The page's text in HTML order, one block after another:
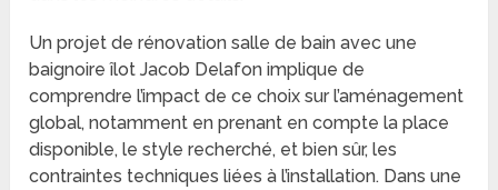
Un projet de rénovation salle de bain avec une
baignoire îlot Jacob Delafon implique de
comprendre l’impact de ce choix sur l’aménagement
global, notamment en prenant en compte la place
disponible, le style recherché, et bien sûr, les
contraintes techniques liées à l’installation. Dans une